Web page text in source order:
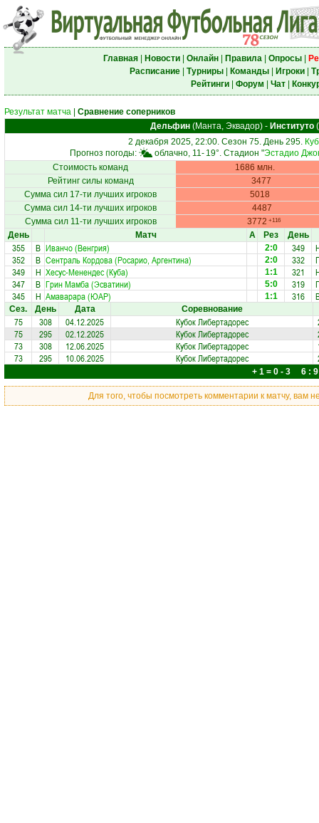
Главная| Новости| Онлайн| Правила| Опросы|
Расписание| Турниры| Команды| Игроки|
Рейтинги| Форум Чат|
Результат матча
Сравнение соперников
Дельфин(Манта, Эквадор)- Институто
2 декабря 2025, 22:00. Сезон 75. День 295.
Прогноз погоды:
облачно, 11- 19°. Стадион "Эстадио
Стоимость команд
1686 млн.
Рейтинг силы команд
3477
Сумма сил 17-ти лучших игроков
5018
Сумма сил 14-ти лучших игроков
4487
Сумма сил 11-ти лучших игроков
3772 +116
День Матч А Рез
355 В Иванчо (Венгрия) 2:0
352 В Сентраль Кордова (Росарио, Аргентина) 2:0
349 Н Хесус-Менендес (Куба) 1:1
347 В Грин Мамба (Эсватини) 5:0
345 Н Амаварара (ЮАР) 1:1
День
349
332
321
319
316
Сез. День Дата Соревнование
75 308 04.12.2025 Кубок Либертадорес
75
295 02.12.2025 Кубок Либертадорес
73
308 12.06.2025 Кубок Либертадорес
73
295 10.06.2025 Кубок Либертадорес
+ 1 = 0 - 3 6 : 9
Для того, чтобы посмотреть комментарии к матчу, вам